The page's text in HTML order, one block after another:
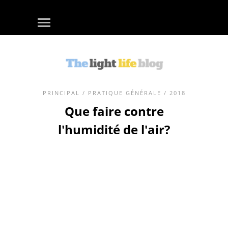
PRINCIPAL / PRATIQUE GÉNÉRALE / 2018
Que faire contre
l'humidité de l'air?